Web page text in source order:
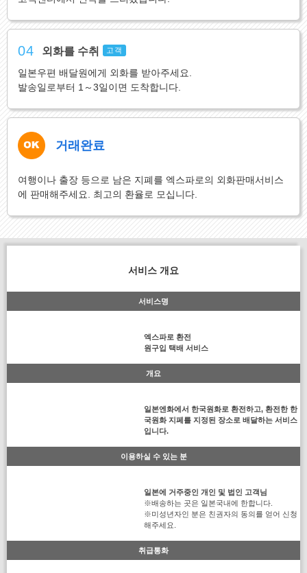
04 외화를 수취 고객
일본우편 배달원에게 외화를 받아주세요.
발송일로부터 1～3일이면 도착합니다.
거래완료
여행이나 출장 등으로 남은 지폐를 엑스파로의 외화판매서비스
에 판매해주세요. 최고의 환율로 모십니다.
서비스 개요
서비스명
엑스파로 환전
원구입 택배 서비스
개요
일본엔화에서 한국원화로 환전하고, 환전한 한
국원화 지페를 지정된 장소로 배달하는 서비스
입니다.
이용하실 수 있는 분
일본에 거주중인 개인 및 법인 고객님
※배송하는 곳은 일본국내에 한합니다.
※미성년자인 분은 친권자의 동의를 얻어 신청
해주세요.
취급통화